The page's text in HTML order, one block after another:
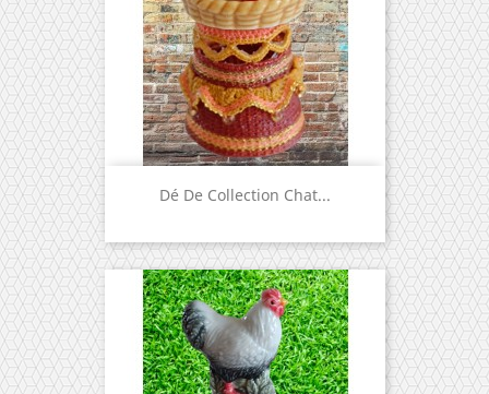
Dé De Collection Chat...